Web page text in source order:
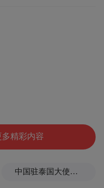
多精彩内容
中国驻泰国大使馆发布关于中国公民来泰国参加文体活动的提醒